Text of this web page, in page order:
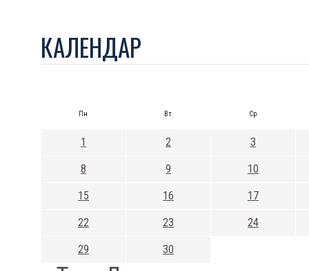
КАЛЕНДАР
Пн Вт Ср
1 2 3
8 9 10
15 16 17
22 23 24
29 30